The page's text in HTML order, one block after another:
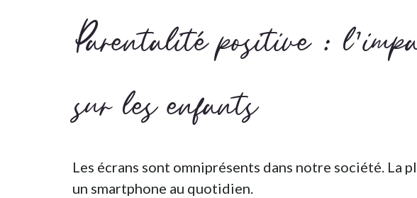
Parentalité positive :
sur les enfants
Les écrans sont omniprésents dans notre société. La
un smartphone au quotidien.